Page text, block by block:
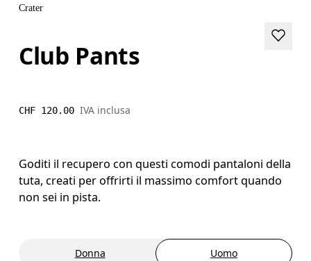
Crater
Club Pants
CHF 120.00 IVA inclusa
Goditi il recupero con questi comodi pantaloni della
tuta, creati per offrirti il massimo comfort quando
non sei in pista.
Donna Uomo